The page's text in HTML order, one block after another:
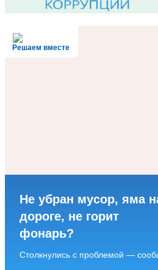
Решаем вместе
Не убран мусор, яма
дороге, не горит
фонарь?
Столкнулись с проблемой —